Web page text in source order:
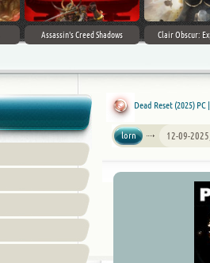
Assassin's Creed Shadows Clair Obscur:
Dead Reset (2025)
lorn 12-09-